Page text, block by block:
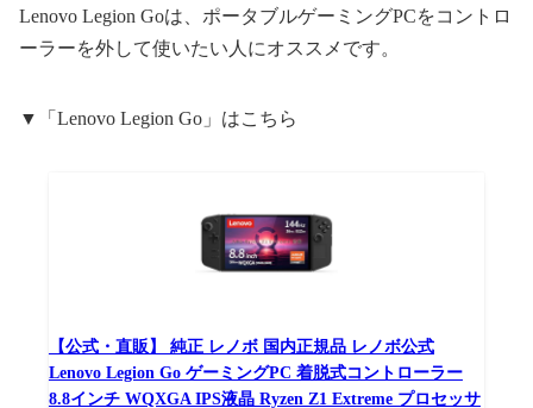
Lenovo Legion Goは、ポータブルゲーミングPCをコントロ
ーラーを外して使いたい人にオススメです。
▼「Lenovo Legion Go」はこちら
【公式・直販】 純正 レノボ 国内正規品 レノボ公式
Lenovo Legion Go ゲーミングPC 着脱式コントローラー
8.8インチ WQXGA IPS液晶 Ryzen Z1 Extreme プロセッサ